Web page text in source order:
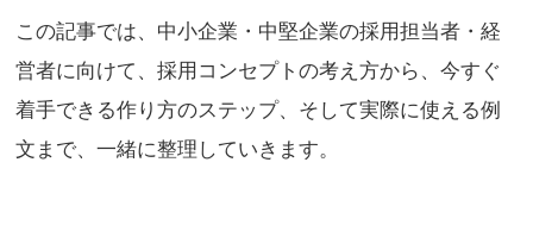
この記事では、中小企業・中堅企業の採用担当者・経
営者に向けて、採用コンセプトの考え方から、今すぐ
着手できる作り方のステップ、そして実際に使える例
文まで、一緒に整理していきます。